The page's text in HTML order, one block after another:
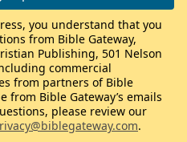
you understand that you
from Bible Gateway,
Publishing, 501 Nelson
commercial
from partners of Bible
from Bible Gateway’s emails
please review our
.